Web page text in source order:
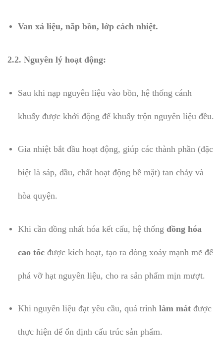
Van xả liệu, nắp bồn, lớp cách nhiệt.
2.2. Nguyên lý hoạt động:
Sau khi nạp nguyên liệu vào bồn, hệ thống cánh
khuấy được khởi động để khuấy trộn nguyên liệu đều.
Gia nhiệt bắt đầu hoạt động, giúp các thành phần (đặc
biệt là sáp, dầu, chất hoạt động bề mặt) tan chảy và
hòa quyện.
Khi cần đồng nhất hóa kết cấu, hệ thống đồng hóa
cao tốcđược kích hoạt, tạo ra dòng xoáy mạnh mẽ để
phá vỡ hạt nguyên liệu, cho ra sản phẩm mịn mượt.
Khi nguyên liệu đạt yêu cầu, quá trình làm mátđược
thực hiện để ổn định cấu trúc sản phẩm.